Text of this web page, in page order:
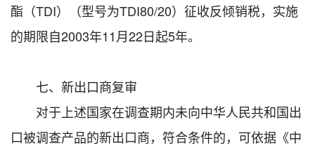
酯（TDI）（型号为TDI80/20）征收反倾销税，实施
的期限自2003年11月22日起5年。
七、新出口商复审
对于上述国家在调查期内未向中华人民共和国出
口被调查产品的新出口商，符合条件的，可依据《中